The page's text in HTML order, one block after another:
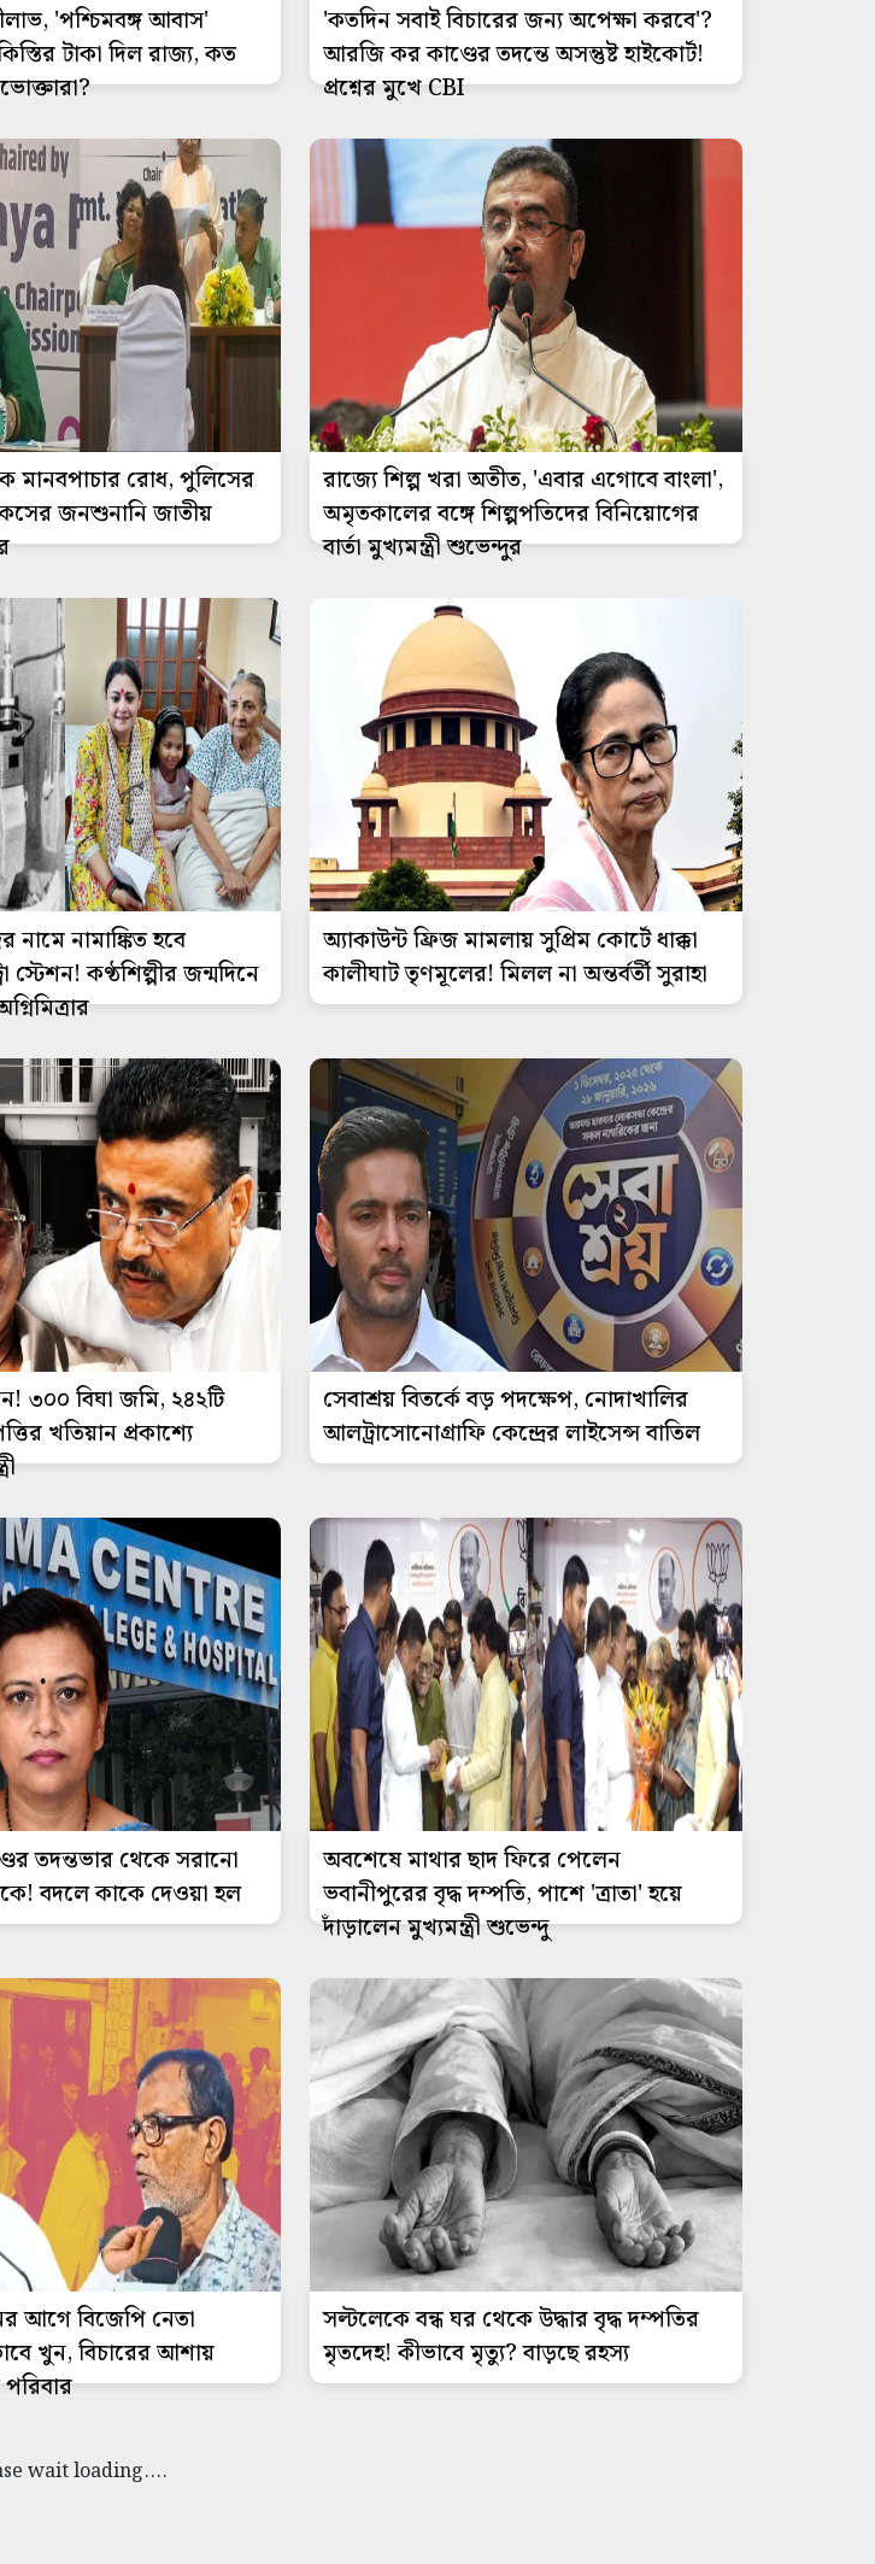
'পশ্চিমবঙ্গ আবাস'
কিস্তির টাকা দিল রাজ্য, কত
'কতদিন সবাই বিচারের জন্য অপেক্ষা করবে'?
আরজি কর কাণ্ডের তদন্তে অসন্তুষ্ট হাইকোর্ট!
প্রশ্নের মুখে CBI
মানবপাচার রোধ, পুলিসের
জনশুনানি জাতীয়
রাজ্যে শিল্প খরা অতীত, 'এবার এগোবে বাংলা',
অমৃতকালের বঙ্গে শিল্পপতিদের বিনিয়োগের
বার্তা মুখ্যমন্ত্রী শুভেন্দুর
নামে নামাঙ্কিত হবে
কণ্ঠশিল্পীর জন্মদিনে
অ্যাকাউন্ট ফ্রিজ মামলায় সুপ্রিম কোর্টে ধাক্কা
কালীঘাট তৃণমূলের! মিলল না অন্তর্বর্তী সুরাহা
৩০০ বিঘা জমি, ২৪২টি
খতিয়ান প্রকাশ্যে
সেবাশ্রয় বিতর্কে বড় পদক্ষেপ, নোদাখালির
আলট্রাসোনোগ্রাফি কেন্দ্রের লাইসেন্স বাতিল
তদন্তভার থেকে সরানো
বদলে কাকে দেওয়া হল
অবশেষে মাথার ছাদ ফিরে পেলেন
ভবানীপুরের বৃদ্ধ দম্পতি, পাশে 'ত্রাতা' হয়ে
দাঁড়ালেন মুখ্যমন্ত্রী শুভেন্দু
আগে বিজেপি নেতা
খুন, বিচারের আশায়
সল্টলেকে বন্ধ ঘর থেকে উদ্ধার বৃদ্ধ দম্পতির
মৃতদেহ! কীভাবে মৃত্যু? বাড়ছে রহস্য
wait loading....